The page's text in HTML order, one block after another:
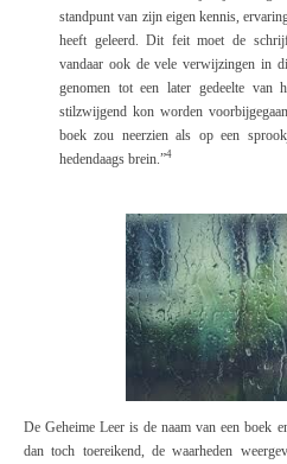
standpunt van zijn eigen kennis,
heeft geleerd. Dit feit moet de
vandaar ook de vele verwijzingen in
genomen tot een later gedeelte van
stilzwijgend kon worden
boek zou neerzien als op een
hedendaags brein.”4
De Geheime Leer is de naam van een boek
dan toch toereikend, de waarheden